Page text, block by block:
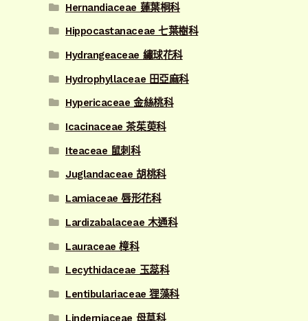
Hernandiaceae 蓮葉桐科
Hippocastanaceae 七葉樹科
Hydrangeaceae 繡球花科
Hydrophyllaceae 田亞麻科
Hypericaceae 金絲桃科
Icacinaceae 茶茱萸科
Iteaceae 鼠刺科
Juglandaceae 胡桃科
Lamiaceae 唇形花科
Lardizabalaceae 木通科
Lauraceae 樟科
Lecythidaceae 玉蕊科
Lentibulariaceae 狸藻科
Linderniaceae 母草科